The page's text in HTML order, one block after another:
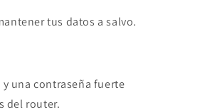
tus datos a salvo.
y una contraseña fuerte
del router.